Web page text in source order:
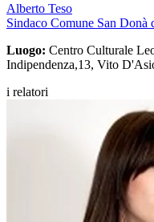
Alberto Teso
Sindaco Comune San Donà
Luogo: Centro Culturale
Indipendenza,13, Vito
i relatori